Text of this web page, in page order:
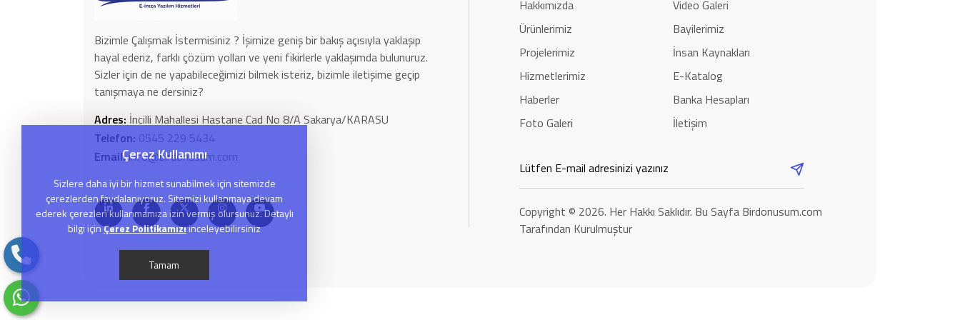
Bizimle Çalışmak İstermisiniz ? İşimize geniş bir bakış açısıyla yaklaşıp
hayal ederiz, farklı çözüm yolları ve yeni fikirlerle yaklaşımda bulunuruz.
Sizler için de ne yapabileceğimizi bilmek isteriz, bizimle iletişime geçip
tanışmaya ne dersiniz?
Adres: İncilli Mahallesi Hastane Cad No 8/A Sakarya/KARASU
Telefon: 0545 229 5434
Email:info@birdonusum.com
Hakkımızda
Ürünlerimiz
Projelerimiz
Hizmetlerimiz
Haberler
Foto Galeri
Video Galeri
Bayilerimiz
İnsan Kaynakları
E-Katalog
Banka Hesapları
İletişim
Copyright © 2026. Her Hakkı Saklıdır. Bu Sayfa Birdonusum.com
Tarafından Kurulmuştur
Çerez Kullanımı
Sizlere daha iyi bir hizmet sunabilmek için sitemizde
çerezlerden faydalanıyoruz. Sitemizi kullanmaya devam
ederek çerezleri kullanmamıza izin vermiş olursunuz. Detaylı
bilgi içinÇerez Politikamızıinceleyebilirsiniz
Tamam